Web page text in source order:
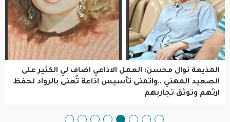
المذيعة نوال محسن: العمل الاذاعي اضاف لي الكثير على
الصعيد المهني ..واتمنى تأسيس اذاعة تُعنى بالرواد لحفظ
ارثهم وتوثق تجاربهم